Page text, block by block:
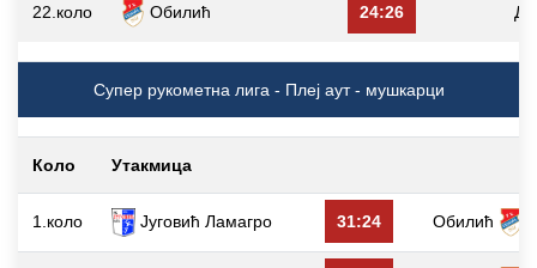
22.коло Обилић 24:26
Супер рукометна лига - Плеј аут - мушкарци
Коло Утакмица
1.коло Југовић Ламагро 31:24 Обилић